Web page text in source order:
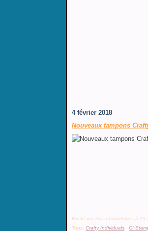
4 février 2018
Nouveaux tampons
Posté par ScrapCocoFolies à
Tags: Crafty Individuals CI